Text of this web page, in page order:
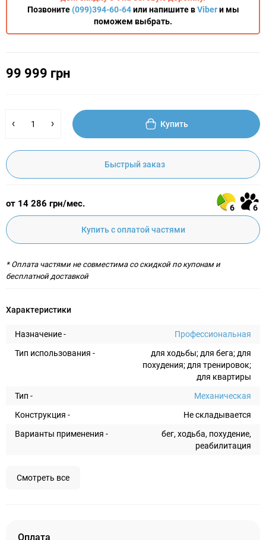
Позвоните(099)394-60-64или напишите вViberи мы
поможем выбрать.
99 999 грн
Купить
Быстрый заказ
от 14 286 грн/мес. 6 6
Купить с оплатой частями
* Оплата частями не совместима со скидкой по купонам и
бесплатной доставкой
Характеристики
Назначение -
Профессиональная
Тип использования -
для ходьбы; для бега; для
похудения; для тренировок;
для квартиры
Тип -
Механическая
Конструкция -
Не складывается
Варианты применения -
бег, ходьба, похудение,
реабилитация
Смотреть все
Оплата